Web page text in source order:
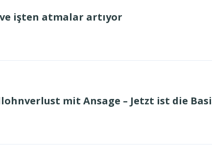
işten atmalar artıyor
mit Ansage – Jetzt ist die